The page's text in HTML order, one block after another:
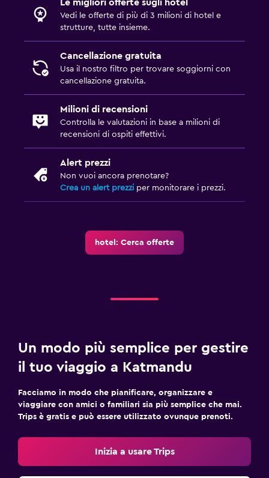
Le migliori offerte sugli hotel
Vedi le offerte di più di 3 milioni di hotel e
strutture, tutte insieme.
Cancellazione gratuita
Usa il nostro filtro per trovare soggiorni con
cancellazione gratuita.
Milioni di recensioni
Controlla le valutazioni in base a milioni di
recensioni di ospiti effettivi.
Alert prezzi
Non vuoi ancora prenotare?
Crea un alert prezzi per monitorare i prezzi.
hotel: Cerca offerte
Un modo più semplice per gestire
il tuo viaggio a Katmandu
Facciamo in modo che pianificare, organizzare e
viaggiare con amici o familiari sia più semplice che mai.
Trips è gratis e può essere utilizzato ovunque prenoti.
Inizia a usare Trips